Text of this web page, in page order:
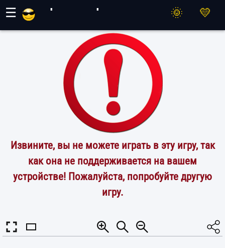
☰
Извините, вы не можете играть в эту игру, так
как она не поддерживается на вашем
устройстве! Пожалуйста, попробуйте другую
игру.